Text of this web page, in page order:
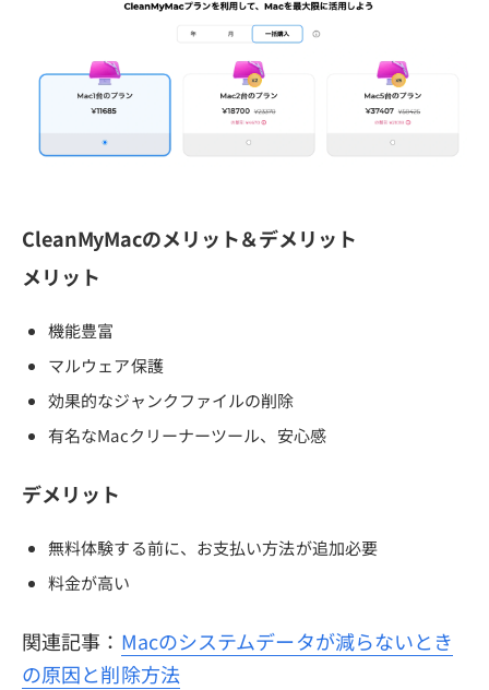
CleanMyMacのメリット＆デメリット
メリット
機能豊富
マルウェア保護
効果的なジャンクファイルの削除
有名なMacクリーナーツール、安心感
デメリット
無料体験する前に、お支払い方法が追加必要
料金が高い
関連記事： Macのシステムデータが減らないとき
の原因と削除方法